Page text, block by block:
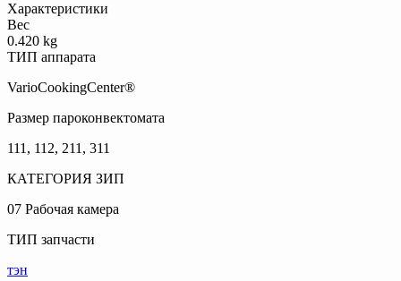
Характеристики
Вес
0.420 kg
ТИП аппарата
VarioCookingCenter®
Размер пароконвектомата
111, 112, 211, 311
КАТЕГОРИЯ ЗИП
07 Рабочая камера
ТИП запчасти
тэн